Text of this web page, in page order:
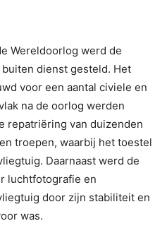
Wereldoorlog werd de
dienst gesteld. Het
voor een aantal civiele en
na de oorlog werden
repatriëring van duizenden
troepen, waarbij het toestel
Daarnaast werd de
luchtfotografie en
door zijn stabiliteit en
was.